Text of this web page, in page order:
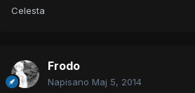
Celesta
Frodo
Napisano Maj 5, 2014